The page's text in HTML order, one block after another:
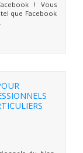
! Vous
que Facebook